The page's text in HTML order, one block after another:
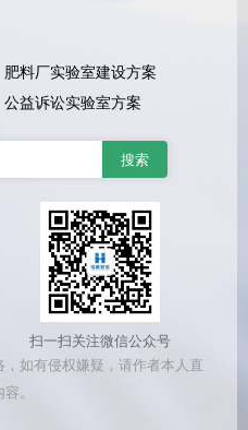
肥料厂实验室建设方案
公益诉讼实验室方案
扫一扫关注微信公众号
如有侵权嫌疑，请作者本人直
。